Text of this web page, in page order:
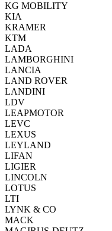
KG MOBILITY
KIA
KRAMER
KTM
LADA
LAMBORGHINI
LANCIA
LAND ROVER
LANDINI
LDV
LEAPMOTOR
LEVC
LEXUS
LEYLAND
LIFAN
LIGIER
LINCOLN
LOTUS
LTI
LYNK & CO
MACK